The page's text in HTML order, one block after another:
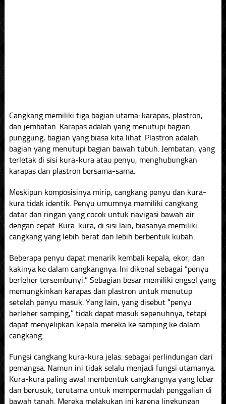
Cangkang memiliki tiga bagian utama: karapas, plastron,
dan jembatan. Karapas adalah yang menutupi bagian
punggung, bagian yang biasa kita lihat. Plastron adalah
bagian yang menutupi bagian bawah tubuh. Jembatan, yang
terletak di sisi kura-kura atau penyu, menghubungkan
karapas dan plastron bersama-sama.
Meskipun komposisinya mirip, cangkang penyu dan kura-
kura tidak identik. Penyu umumnya memiliki cangkang
datar dan ringan yang cocok untuk navigasi bawah air
dengan cepat. Kura-kura, di sisi lain, biasanya memiliki
cangkang yang lebih berat dan lebih berbentuk kubah.
Beberapa penyu dapat menarik kembali kepala, ekor, dan
kakinya ke dalam cangkangnya. Ini dikenal sebagai “penyu
berleher tersembunyi.” Sebagian besar memiliki engsel yang
memungkinkan karapas dan plastron untuk menutup
setelah penyu masuk. Yang lain, yang disebut “penyu
berleher samping,” tidak dapat masuk sepenuhnya, tetapi
dapat menyelipkan kepala mereka ke samping ke dalam
cangkang.
Fungsi cangkang kura-kura jelas: sebagai perlindungan dari
pemangsa. Namun ini tidak selalu menjadi fungsi utamanya.
Kura-kura paling awal membentuk cangkangnya yang lebar
dan berusuk, terutama untuk mempermudah penggalian di
bawah tanah. Mereka melakukan ini karena lingkungan